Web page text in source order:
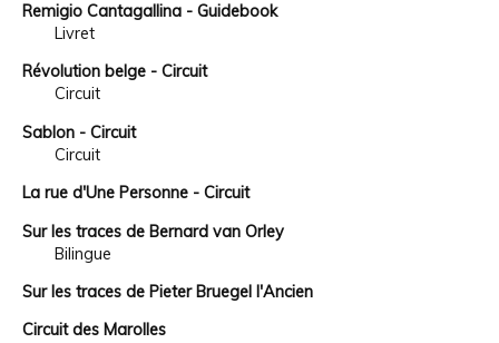
Remigio Cantagallina - Guidebook
Livret
Révolution belge - Circuit
Circuit
Sablon - Circuit
Circuit
La rue d'Une Personne - Circuit
Sur les traces de Bernard van Orley
Bilingue
Sur les traces de Pieter Bruegel l'Ancien
Circuit des Marolles